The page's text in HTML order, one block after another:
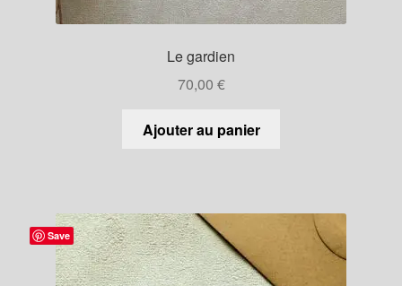
Le gardien
70,00 €
Ajouter au panier
Save